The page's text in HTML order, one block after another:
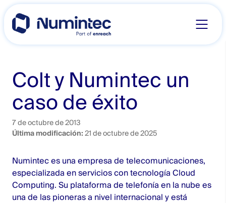
Skip
content
Colt y Numintec un
caso de éxito
7 de octubre de 2013
Última modificación: 21 de octubre de 2025
Numinteces una empresa de telecomunicaciones,
especializada en servicios con tecnología Cloud
Computing. Su plataforma de telefonía en la nube es
una de las pioneras a nivel internacional y está